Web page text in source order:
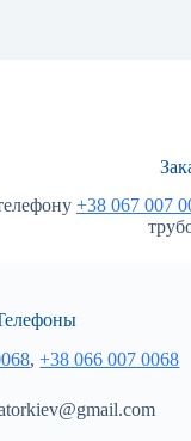
+38 067 007
,+38 066 007 0068